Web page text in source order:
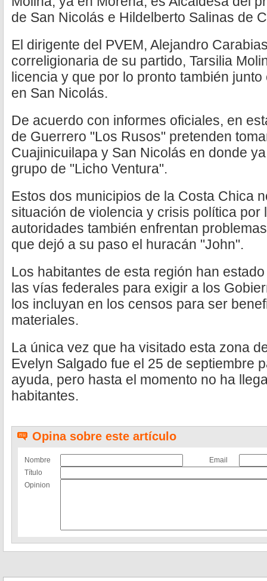
de San Nicolás e Hildelberto Salinas de
El dirigente del PVEM, Alejandro
correligionaria de su partido, Tarsilia
licencia y que por lo pronto también
en San Nicolás.
De acuerdo con informes oficiales, en
de Guerrero "Los Rusos" pretenden
Cuajinicuilapa y San Nicolás en donde
grupo de "Licho Ventura".
Estos dos municipios de la Costa Chica
situación de violencia y crisis política por
autoridades también enfrentan
que dejó a su paso el huracán "John".
Los habitantes de esta región han
las vías federales para exigir a los
los incluyan en los censos para ser
materiales.
La única vez que ha visitado esta zona
Evelyn Salgado fue el 25 de septiembre
ayuda, pero hasta el momento no ha
habitantes.
Opina sobre este artículo
Nombre
Email
Título
Opinion